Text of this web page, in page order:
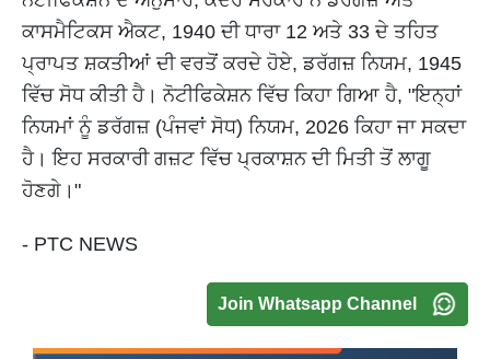
ਕਾਸਮੈਟਿਕਸ ਐਕਟ, 1940 ਦੀ ਧਾਰਾ 12 ਅਤੇ 33 ਦੇ ਤਹਿਤ
ਪ੍ਰਾਪਤ ਸ਼ਕਤੀਆਂ ਦੀ ਵਰਤੋਂ ਕਰਦੇ ਹੋਏ, ਡਰੱਗਜ਼ ਨਿਯਮ, 1945
ਵਿੱਚ ਸੋਧ ਕੀਤੀ ਹੈ। ਨੋਟੀਫਿਕੇਸ਼ਨ ਵਿੱਚ ਕਿਹਾ ਗਿਆ ਹੈ, "ਇਨ੍ਹਾਂ
ਨਿਯਮਾਂ ਨੂੰ ਡਰੱਗਜ਼ (ਪੰਜਵਾਂ ਸੋਧ) ਨਿਯਮ, 2026 ਕਿਹਾ ਜਾ ਸਕਦਾ
ਹੈ। ਇਹ ਸਰਕਾਰੀ ਗਜ਼ਟ ਵਿੱਚ ਪ੍ਰਕਾਸ਼ਨ ਦੀ ਮਿਤੀ ਤੋਂ ਲਾਗੂ
ਹੋਣਗੇ।"
- PTC NEWS
Join Whatsapp Channel